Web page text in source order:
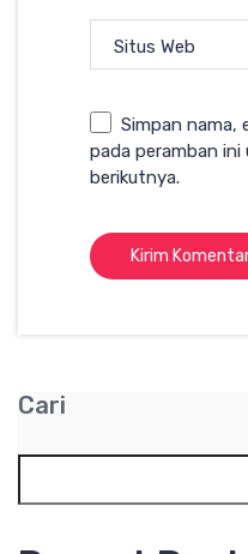
Situs Web
Simpan nama,
pada peramban
berikutnya.
Cari